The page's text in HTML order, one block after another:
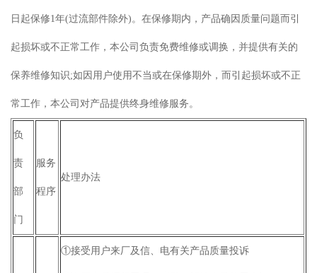
日起保修1年(过流部件除外)。在保修期内，产品确因质量问题而引
起损坏或不正常工作，本公司负责免费维修或调换，并提供有关的
保养维修知识;如因用户使用不当或在保修期外，而引起损坏或不正
常工作，本公司对产品提供终身维修服务。
负
责
部
门
服务
程序
处理办法
①接受用户来厂及信、电有关产品质量投诉